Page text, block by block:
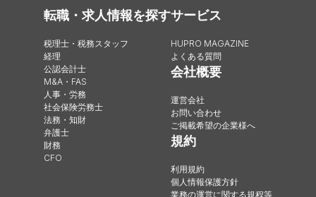
転職・求人情報を探す
税理士・税務スタッフ
経理
公認会計士
M&A・FAS
人事・労務
社会保険労務士
法務・知財
弁護士
財務
CFO
サービス
HUPRO MAGAZINE
よくある質問
会社概要
運営会社
お問い合わせ
ご掲載希望の企業様へ
規約
利用規約
個人情報保護方針
業務の運営に関する規程等